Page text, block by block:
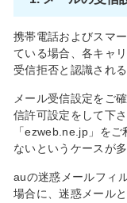
携帯電話およびスマ
ている場合、各キャ
受信拒否と認識され
メール受信設定をご
信許可設定をして下
「ezweb.ne.jp」を
ないというケースが
auの迷惑メールフィ
場合に、迷惑メール